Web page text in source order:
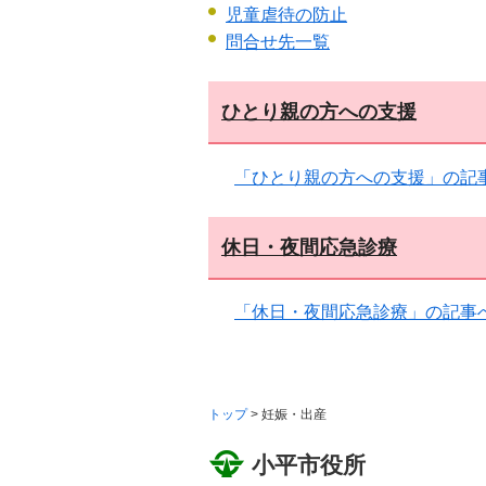
児童虐待の防止
問合せ先一覧
ひとり親の方への支援
「ひとり親の方への支援」の記
休日・夜間応急診療
「休日・夜間応急診療」の記事
トップ> 妊娠・出産
小平市役所